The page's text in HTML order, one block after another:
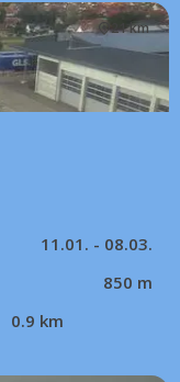
21 km
11.01. - 08.03.
850 m
0.9 km